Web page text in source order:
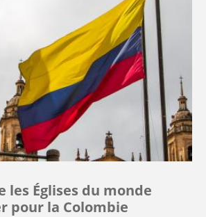
les Églises du monde
pour la Colombie